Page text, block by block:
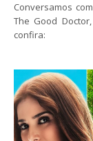
Conversamos
The Good
confira: